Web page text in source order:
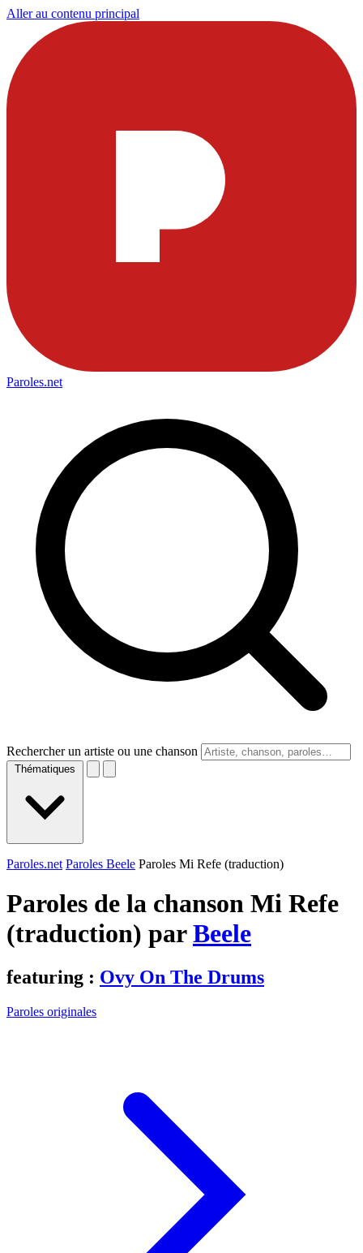
Aller au contenu principal
Paroles.net
Rechercher un artiste ou une chanson
Thématiques
Paroles.net Paroles Beele Paroles Mi Refe (traduction)
Paroles de la chanson Mi Refe
(traduction) parBeele
featuring : Ovy On The Drums
Paroles originales